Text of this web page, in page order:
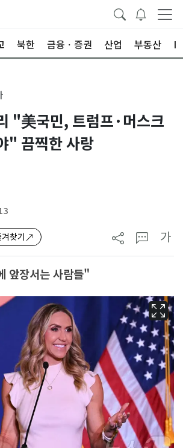
북한 금융ㆍ증권 산업 부동산
"美국민, 트럼프·머스크
" 끔찍한 사랑
찾기 가
앞장서는 사람들"